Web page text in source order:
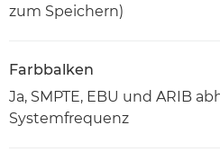
zum Speichern)
Farbbalken
Ja, SMPTE, EBU und ARIB
Systemfrequenz